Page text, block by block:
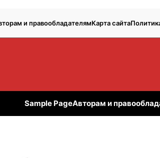
и правообладателямКарта сайта
Sample PageАвторам и